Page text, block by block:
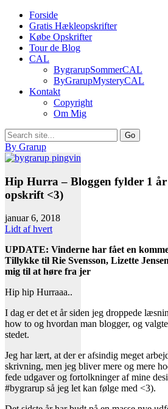
Forside
Gratis Hækleopskrifter
Købe Opskrifter
Tour de Blog
CAL
BygrarupSommerCAL
ByGrarupMysteryCAL
Kontakt
Copyright
Om Mig
By Grarup
Hip Hurra – Bloggen fylder 1
opskrift <3)
januar 6, 2018
Lidt af hvert
UPDATE: Vinderne har fået en
Tillykke til Rie Svensson, Lizette
mig til at høre fra jer
Hip hip Hurraaa..
I dag er det et år siden jeg droppede
how to og hvordan man blogger, og
stedet.
Jeg har lært, at der er afsindig meget
skrivning, men jeg bliver mere og mere
fede udgaver og fortolkninger af mine
#bygrarup så jeg let kan følge med <3).